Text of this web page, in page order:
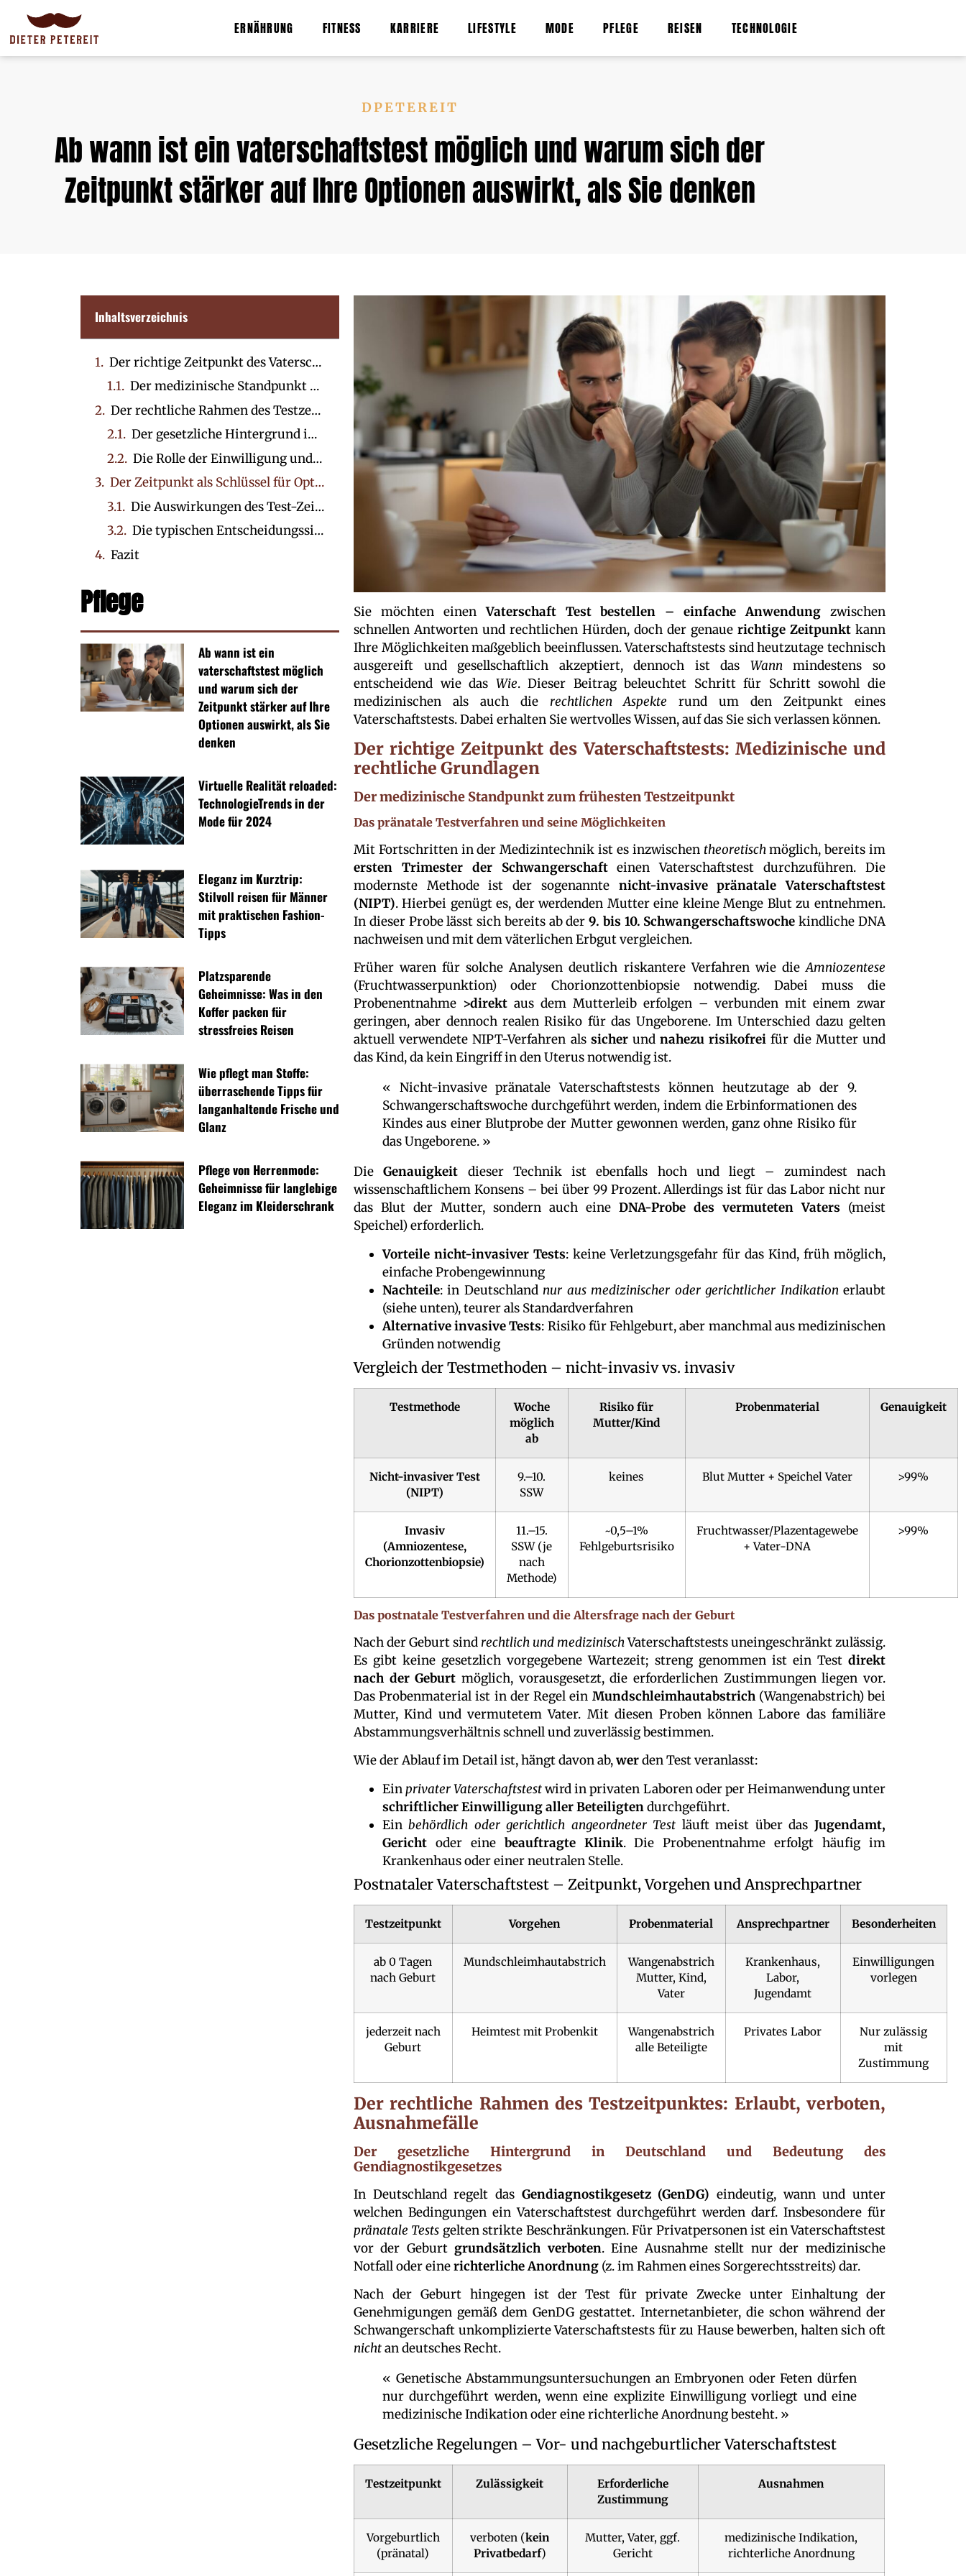
ERNÄHRUNG FITNESS KARRIERE LIFESTYLE MODE PFLEGE REISEN TECHNOLOGIE
DPETEREIT
Ab wann ist ein vaterschaftstest möglich und warum sich der
Zeitpunkt stärker auf Ihre Optionen auswirkt, als Sie denken
Inhaltsverzeichnis
Der richtige Zeitpunkt des Vaterschaftstests: Medizinische und rechtliche Grundlagen
Der medizinische Standpunkt zum frühesten Testzeitpunkt
Der rechtliche Rahmen des Testzeitpunktes: Erlaubt, verboten, Ausnahmefälle
Der gesetzliche Hintergrund in Deutschland und Bedeutung des Gendiagnostikgesetzes
Die Rolle der Einwilligung und der Formalitäten
Der Zeitpunkt als Schlüssel für Optionen und Folgen bei der Vaterschaftsanalyse
Die Auswirkungen des Test-Zeitpunkts auf rechtliche, psychologische und praktische Optionen
Die typischen Entscheidungssituationen und Empfehlungen für Ratsuchende
Fazit
Pflege
Ab wann ist ein
vaterschaftstest möglich
und warum sich der
Zeitpunkt stärker auf Ihre
Optionen auswirkt, als Sie
denken
Virtuelle Realität reloaded:
TechnologieTrends in der
Mode für 2024
Eleganz im Kurztrip:
Stilvoll reisen für Männer
mit praktischen Fashion-
Tipps
Platzsparende
Geheimnisse: Was in den
Koffer packen für
stressfreies Reisen
Wie pflegt man Stoffe:
überraschende Tipps für
langanhaltende Frische und
Glanz
Pflege von Herrenmode:
Geheimnisse für langlebige
Eleganz im Kleiderschrank
Sie möchten einenVaterschaft Test bestellen – einfache Anwendung zwischen
schnellen Antworten und rechtlichen Hürden, doch der genaue richtige Zeitpunktkann
Ihre Möglichkeiten maßgeblich beeinflussen. Vaterschaftstests sind heutzutage technisch
ausgereift und gesellschaftlich akzeptiert, dennoch ist das Wannmindestens so
entscheidend wie das Wie. Dieser Beitrag beleuchtet Schritt für Schritt sowohl die
medizinischen als auch die rechtlichen Aspekte rund um den Zeitpunkt eines
Vaterschaftstests. Dabei erhalten Sie wertvolles Wissen, auf das Sie sich verlassen können.
Der richtige Zeitpunkt des Vaterschaftstests: Medizinische und
rechtliche Grundlagen
Der medizinische Standpunkt zum frühesten Testzeitpunkt
Das pränatale Testverfahren und seine Möglichkeiten
Mit Fortschritten in der Medizintechnik ist es inzwischen theoretischmöglich, bereits im
ersten Trimester der Schwangerschafteinen Vaterschaftstest durchzuführen. Die
modernste Methode ist der sogenannte nicht-invasive pränatale Vaterschaftstest
(NIPT). Hierbei genügt es, der werdenden Mutter eine kleine Menge Blut zu entnehmen.
In dieser Probe lässt sich bereits ab der9. bis 10. Schwangerschaftswoche kindliche DNA
nachweisen und mit dem väterlichen Erbgut vergleichen.
Früher waren für solche Analysen deutlich riskantere Verfahren wie dieAmniozentese
(Fruchtwasserpunktion) oder Chorionzottenbiopsie notwendig. Dabei muss die
Probenentnahme >direktaus dem Mutterleib erfolgen – verbunden mit einem zwar
geringen, aber dennoch realen Risiko für das Ungeborene. Im Unterschied dazu gelten
aktuell verwendete NIPT-Verfahren als sicherundnahezu risikofrei für die Mutter und
das Kind, da kein Eingriff in den Uterus notwendig ist.
« Nicht-invasive pränatale Vaterschaftstests können heutzutage ab der 9.
Schwangerschaftswoche durchgeführt werden, indem die Erbinformationen des
Kindes aus einer Blutprobe der Mutter gewonnen werden, ganz ohne Risiko für
das Ungeborene. »
DieGenauigkeit dieser Technik ist ebenfalls hoch und liegt – zumindest nach
wissenschaftlichem Konsens – bei über 99 Prozent. Allerdings ist für das Labor nicht nur
das Blut der Mutter, sondern auch eine DNA-Probe des vermuteten Vaters(meist
Speichel) erforderlich.
Vorteile nicht-invasiver Tests: keine Verletzungsgefahr für das Kind, früh möglich,
einfache Probengewinnung
Nachteile: in Deutschland nur aus medizinischer oder gerichtlicher Indikationerlaubt
(siehe unten), teurer als Standardverfahren
Alternative invasive Tests: Risiko für Fehlgeburt, aber manchmal aus medizinischen
Gründen notwendig
Vergleich der Testmethoden – nicht-invasiv vs. invasiv
Testmethode
Woche
möglich
ab
Risiko für
Mutter/Kind
Probenmaterial Genauigkeit
Nicht-invasiver Test
(NIPT)
9.–10.
SSW
keines Blut Mutter + Speichel Vater >99%
Invasiv
(Amniozentese,
Chorionzottenbiopsie)
11.–15.
SSW (je
nach
Methode)
~0,5–1%
Fehlgeburtsrisiko
Fruchtwasser/Plazentagewebe
+ Vater-DNA
>99%
Das postnatale Testverfahren und die Altersfrage nach der Geburt
Nach der Geburt sind rechtlich und medizinischVaterschaftstests uneingeschränkt zulässig.
Es gibt keine gesetzlich vorgegebene Wartezeit; streng genommen ist ein Test direkt
nach der Geburt möglich, vorausgesetzt, die erforderlichen Zustimmungen liegen vor.
Das Probenmaterial ist in der Regel ein Mundschleimhautabstrich(Wangenabstrich) bei
Mutter, Kind und vermutetem Vater. Mit diesen Proben können Labore das familiäre
Abstammungsverhältnis schnell und zuverlässig bestimmen.
Wie der Ablauf im Detail ist, hängt davon ab,werden Test veranlasst:
Einprivater Vaterschaftstestwird in privaten Laboren oder per Heimanwendung unter
schriftlicher Einwilligung aller Beteiligtendurchgeführt.
Einbehördlich oder gerichtlich angeordneter Test läuft meist über das Jugendamt,
Gerichtoder eine beauftragte Klinik. Die Probenentnahme erfolgt häufig im
Krankenhaus oder einer neutralen Stelle.
Postnataler Vaterschaftstest – Zeitpunkt, Vorgehen und Ansprechpartner
Testzeitpunkt Vorgehen Probenmaterial Ansprechpartner Besonderheiten
ab 0 Tagen
nach Geburt
Mundschleimhautabstrich
Wangenabstrich
Mutter, Kind,
Vater
Krankenhaus,
Labor,
Jugendamt
Einwilligungen
vorlegen
jederzeit nach
Geburt
Heimtest mit Probenkit
Wangenabstrich
alle Beteiligte
Privates Labor
Nur zulässig
mit
Zustimmung
Der rechtliche Rahmen des Testzeitpunktes: Erlaubt, verboten,
Ausnahmefälle
Der gesetzliche Hintergrund in Deutschland und Bedeutung des
Gendiagnostikgesetzes
In Deutschland regelt das Gendiagnostikgesetz (GenDG) eindeutig, wann und unter
welchen Bedingungen ein Vaterschaftstest durchgeführt werden darf. Insbesondere für
pränatale Tests gelten strikte Beschränkungen. Für Privatpersonen ist ein Vaterschaftstest
vor der Geburtgrundsätzlich verboten. Eine Ausnahme stellt nur der medizinische
Notfall oder einerichterliche Anordnung(z. im Rahmen eines Sorgerechtsstreits) dar.
Nach der Geburt hingegen ist der Test für private Zwecke unter Einhaltung der
Genehmigungen gemäß dem GenDG gestattet. Internetanbieter, die schon während der
Schwangerschaft unkomplizierte Vaterschaftstests für zu Hause bewerben, halten sich oft
nichtan deutsches Recht.
« Genetische Abstammungsuntersuchungen an Embryonen oder Feten dürfen
nur durchgeführt werden, wenn eine explizite Einwilligung vorliegt und eine
medizinische Indikation oder eine richterliche Anordnung besteht. »
Gesetzliche Regelungen – Vor- und nachgeburtlicher Vaterschaftstest
Testzeitpunkt Zulässigkeit
Erforderliche
Zustimmung
Ausnahmen
Vorgeburtlich
(pränatal)
verboten (kein
Privatbedarf)
Mutter, Vater, ggf.
Gericht
medizinische Indikation,
richterliche Anordnung